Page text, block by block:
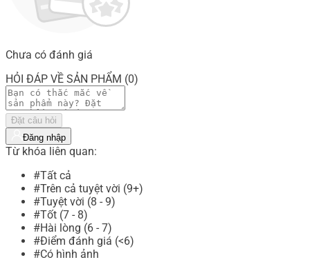
Chưa có đánh giá
HỎI ĐÁP VỀ SẢN PHẨM (0)
Đặt câu hỏi
Đăng nhập
Từ khóa liên quan:
#Tất cả
#Trên cả tuyệt vời (9+)
#Tuyệt vời (8 - 9)
#Tốt (7 - 8)
#Hài lòng (6 - 7)
#Điểm đánh giá (<6)
#Có hình ảnh